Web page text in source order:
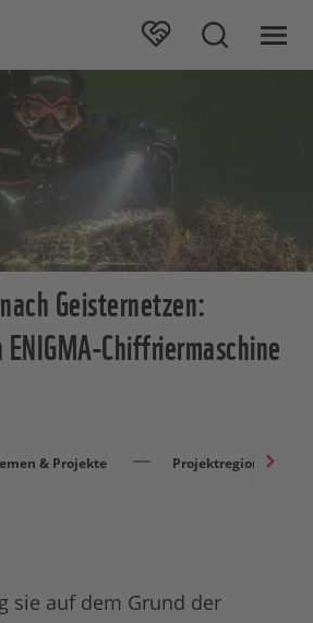
Geisternetzen:
Chiffriermaschine
& Projekte Projektregionen
sie auf dem Grund der